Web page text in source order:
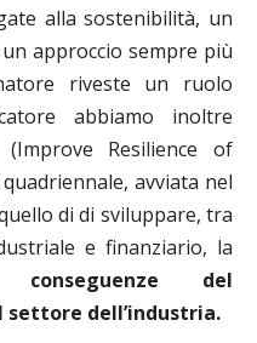
alla sostenibilità, un
approccio sempre più
riveste un ruolo
abbiamo inoltre
Resilience of
avviata nel
di di sviluppare, tra
e finanziario, la
conseguenze del
dell’industria.